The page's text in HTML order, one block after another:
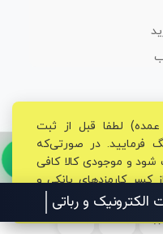
الکترونیک محفوظ می‌باشد.
لطفا قبل از ثبت
فرمایید. در صورتی‌که
و موجودی کالا کافی
کسر کارمزدهای بانکی و
داده خواهد شد.